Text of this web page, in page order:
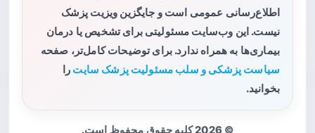
اطلاع‌رسانی عمومی است و جایگزین ویزیت پزشک
نیست. این وب‌سایت مسئولیتی برای تشخیص یا درمان
بیماری‌ها به همراه ندارد. برای توضیحات کامل‌تر، صفحه
سیاست پزشکی و سلب مسئولیت پزشک سایت را
بخوانید.
© 2026 کلیه حقوق محفوظ است.